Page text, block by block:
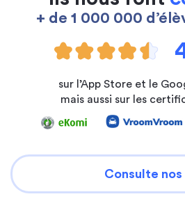
+ de 1 000 000
sur l’App Store et le
mais aussi sur les
Consulte nos